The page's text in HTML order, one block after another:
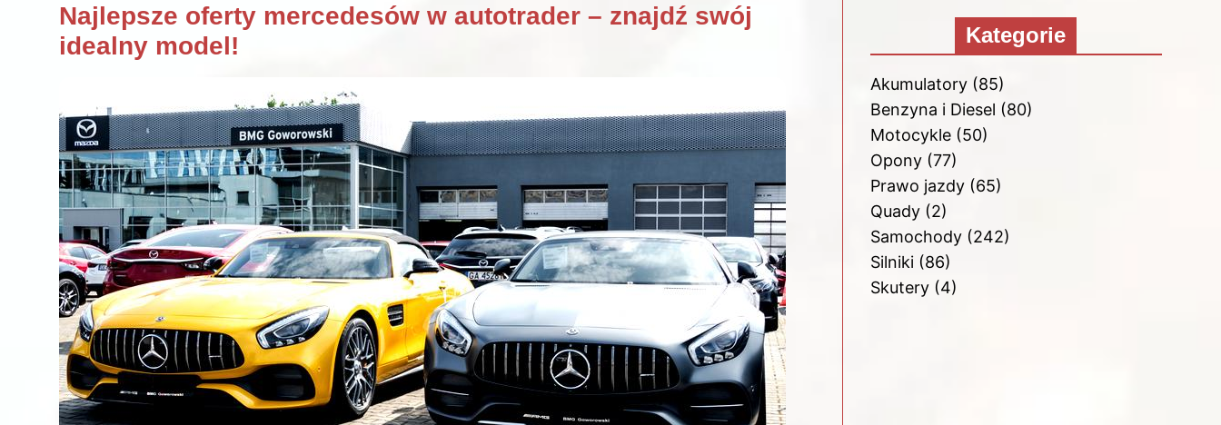
Najlepsze oferty mercedesów w autotrader – znajdź swój
idealny model!
Kategorie
Akumulatory(85)
Benzyna i Diesel (80)
Motocykle(50)
Opony(77)
Prawo jazdy(65)
Quady(2)
Samochody(242)
Silniki(86)
Skutery(4)